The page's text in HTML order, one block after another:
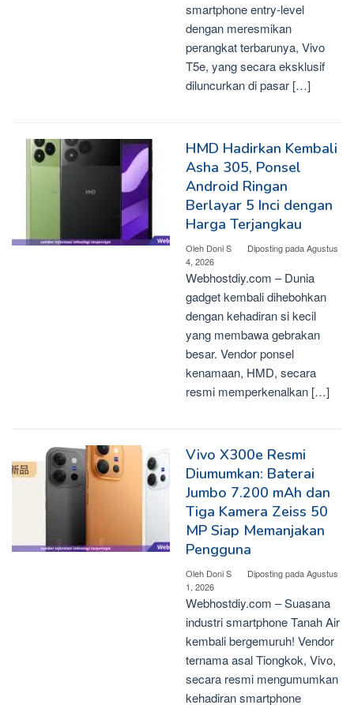
smartphone entry-level
dengan meresmikan
perangkat terbarunya, Vivo
T5e, yang secara eksklusif
diluncurkan di pasar […]
HMD Hadirkan Kembali
Asha 305, Ponsel
Android Ringan
Berlayar 5 Inci dengan
Harga Terjangkau
Oleh Doni S Diposting padaAgustus
4, 2026
Webhostdiy.com – Dunia
gadget kembali dihebohkan
dengan kehadiran si kecil
yang membawa gebrakan
besar. Vendor ponsel
kenamaan, HMD, secara
resmi memperkenalkan […]
Vivo X300e Resmi
Diumumkan: Baterai
Jumbo 7.200 mAh dan
Tiga Kamera Zeiss 50
MP Siap Memanjakan
Pengguna
Oleh Doni S Diposting padaAgustus
1, 2026
Webhostdiy.com – Suasana
industri smartphone Tanah Air
kembali bergemuruh! Vendor
ternama asal Tiongkok, Vivo,
secara resmi mengumumkan
kehadiran smartphone